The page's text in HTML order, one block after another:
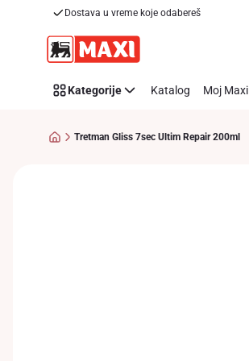
Dostava u vreme koje odabereš
Kategorije Katalog Moj Maxi
Tretman Gliss 7sec Ultim Repair 200ml